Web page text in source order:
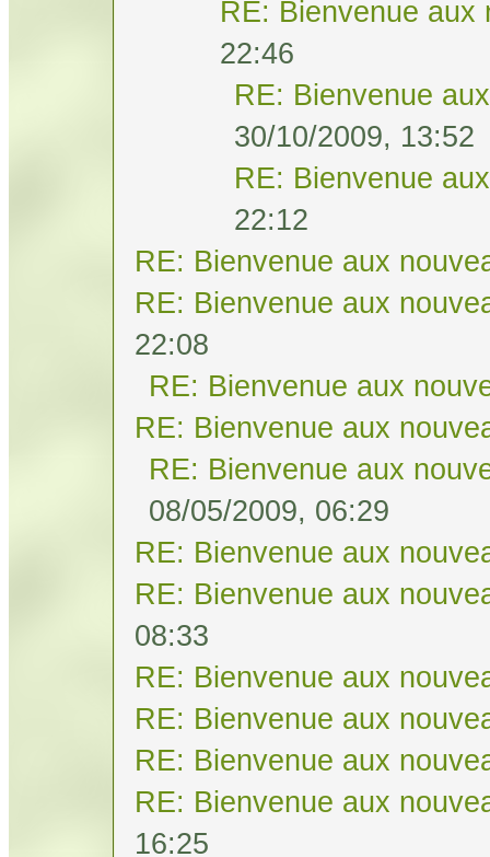
RE: Bienvenue aux
22:46
RE: Bienvenue
30/10/2009, 13:52
RE: Bienvenue
22:12
RE: Bienvenue aux
RE: Bienvenue aux
22:08
RE: Bienvenue aux
RE: Bienvenue aux
RE: Bienvenue aux
08/05/2009, 06:29
RE: Bienvenue aux
RE: Bienvenue aux
08:33
RE: Bienvenue aux
RE: Bienvenue aux
RE: Bienvenue aux
RE: Bienvenue aux
16:25